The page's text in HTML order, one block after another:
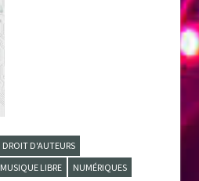
DROIT D'AUTEURS
MUSIQUE LIBRE NUMÉRIQUES